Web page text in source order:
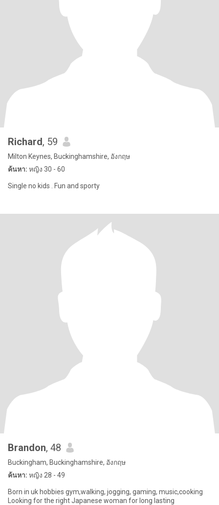
Richard, 59
Milton Keynes, Buckinghamshire, อังกฤษ
ค้นหา: หญิง 30 - 60
Single no kids . Fun and sporty
Brandon, 48
Buckingham, Buckinghamshire, อังกฤษ
ค้นหา: หญิง 28 - 49
Born in uk hobbies gym,walking, jogging, gaming, music,cooking
Looking for the right Japanese woman for long lasting